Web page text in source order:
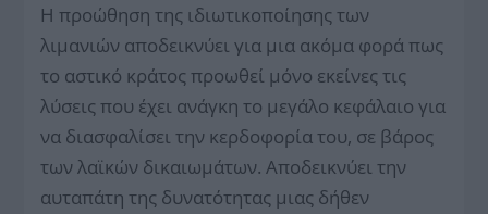
Η προώθηση της ιδιωτικοποίησης των
λιμανιών αποδεικνύει για μια ακόμα φορά πως
το αστικό κράτος προωθεί μόνο εκείνες τις
λύσεις που έχει ανάγκη το μεγάλο κεφάλαιο για
να διασφαλίσει την κερδοφορία του, σε βάρος
των λαϊκών δικαιωμάτων. Αποδεικνύει την
αυταπάτη της δυνατότητας μιας δήθεν